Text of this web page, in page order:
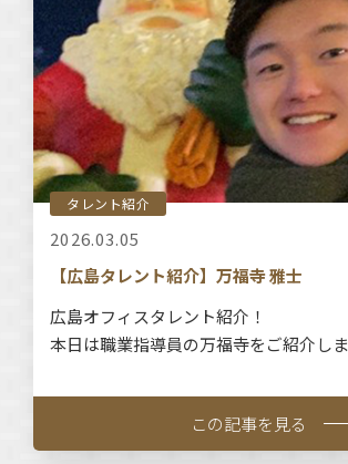
タレント紹介
2026.03.05
【広島タレント紹介】万福寺 雅士
広島オフィスタレント紹介！
本日は職業指導員の万福寺をご紹介しま
この記事を見る